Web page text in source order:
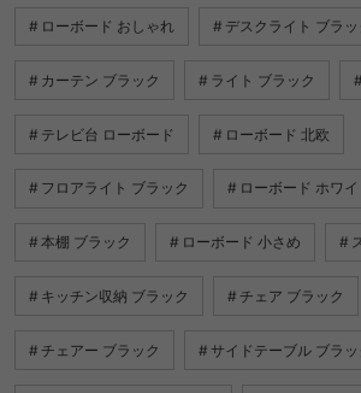
ローボード おしゃれ デスクライト ブラッ
カーテン ブラック ライト ブラック
テレビ台 ローボード ローボード 北欧
フロアライト ブラック ローボード ホワイ
本棚 ブラック ローボード 小さめ
キッチン収納 ブラック チェア ブラック
チェアー ブラック サイドテーブル ブラッ